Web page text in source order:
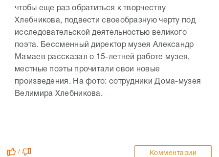
чтобы еще раз обратиться к творчеству
Хлебникова, подвести своеобразную черту под
исследовательской деятельностью великого
поэта. Бессменный директор музея Александр
Мамаев рассказал о 15-летней работе музея,
местные поэты прочитали свои новые
произведения. На фото: сотрудники Дома-музея
Велимира Хлебникова.
/ Комментарии